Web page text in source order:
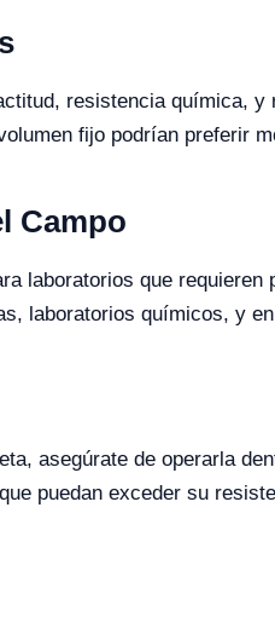
resistencia química, y
fijo podrían preferir
Campo
laboratorios que
laboratorios químicos, y
asegúrate de operarla
puedan exceder su